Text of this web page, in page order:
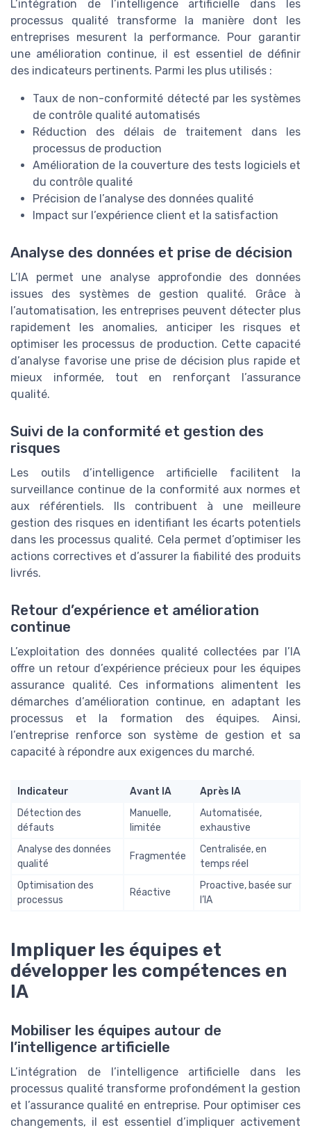
L’intégration de l’intelligence artificielle dans les
processus qualité transforme la manière dont les
entreprises mesurent la performance. Pour garantir
une amélioration continue, il est essentiel de définir
des indicateurs pertinents. Parmi les plus utilisés :
Taux de non-conformité détecté par les systèmes
de contrôle qualité automatisés
Réduction des délais de traitement dans les
processus de production
Amélioration de la couverture des tests logiciels et
du contrôle qualité
Précision de l’analyse des données qualité
Impact sur l’expérience client et la satisfaction
Analyse des données et prise de décision
L’IA permet une analyse approfondie des données
issues des systèmes de gestion qualité. Grâce à
l’automatisation, les entreprises peuvent détecter plus
rapidement les anomalies, anticiper les risques et
optimiser les processus de production. Cette capacité
d’analyse favorise une prise de décision plus rapide et
mieux informée, tout en renforçant l’assurance
qualité.
Suivi de la conformité et gestion des
risques
Les outils d’intelligence artificielle facilitent la
surveillance continue de la conformité aux normes et
aux référentiels. Ils contribuent à une meilleure
gestion des risques en identifiant les écarts potentiels
dans les processus qualité. Cela permet d’optimiser les
actions correctives et d’assurer la fiabilité des produits
livrés.
Retour d’expérience et amélioration
continue
L’exploitation des données qualité collectées par l’IA
offre un retour d’expérience précieux pour les équipes
assurance qualité. Ces informations alimentent les
démarches d’amélioration continue, en adaptant les
processus et la formation des équipes. Ainsi,
l’entreprise renforce son système de gestion et sa
capacité à répondre aux exigences du marché.
Indicateur Avant IA
Après IA
Détection des
défauts
Manuelle,
limitée
Automatisée,
exhaustive
Analyse des données
qualité
Fragmentée
Centralisée, en
temps réel
Optimisation des
processus
Réactive
Proactive, basée sur
l’IA
Impliquer les équipes et
développer les compétences en
IA
Mobiliser les équipes autour de
l’intelligence artificielle
L’intégration de l’intelligence artificielle dans les
processus qualité transforme profondément la gestion
et l’assurance qualité en entreprise. Pour optimiser ces
changements, il est essentiel d’impliquer activement